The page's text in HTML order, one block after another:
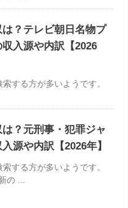
？テレビ朝日名物プ
入源や内訳【2026
索する方が多いようです。
？元刑事・犯罪ジャ
源や内訳【2026年】
する方が多いようです。
の ...